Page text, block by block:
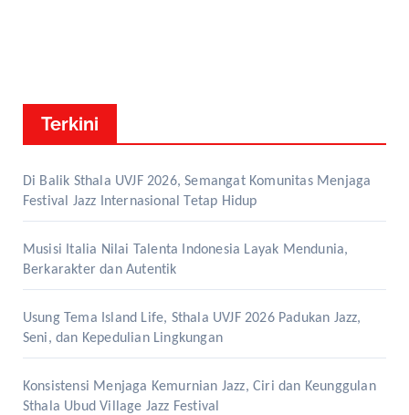
Terkini
Di Balik Sthala UVJF 2026, Semangat Komunitas Menjaga
Festival Jazz Internasional Tetap Hidup
Musisi Italia Nilai Talenta Indonesia Layak Mendunia,
Berkarakter dan Autentik
Usung Tema Island Life, Sthala UVJF 2026 Padukan Jazz,
Seni, dan Kepedulian Lingkungan
Konsistensi Menjaga Kemurnian Jazz, Ciri dan Keunggulan
Sthala Ubud Village Jazz Festival